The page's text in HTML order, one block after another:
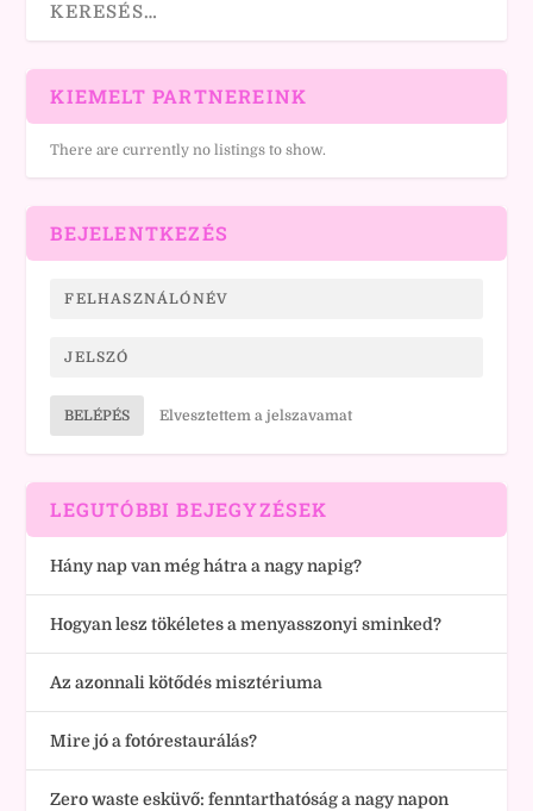
KIEMELT PARTNEREINK
There are currently no listings to show.
BEJELENTKEZÉS
BELÉPÉS Elvesztettem a jelszavamat
LEGUTÓBBI BEJEGYZÉSEK
Hány nap van még hátra a nagy napig?
Hogyan lesz tökéletes a menyasszonyi sminked?
Az azonnali kötődés misztériuma
Mire jó a fotórestaurálás?
Zero waste esküvő: fenntarthatóság a nagy napon